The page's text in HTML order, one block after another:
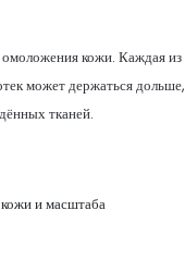
кожи. Каждая из
может держаться дольше,
тканей.
и масштаба